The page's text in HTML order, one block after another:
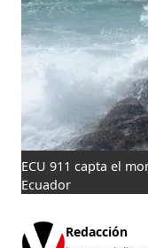
ECU 911 capta el
Ecuador
Redacción